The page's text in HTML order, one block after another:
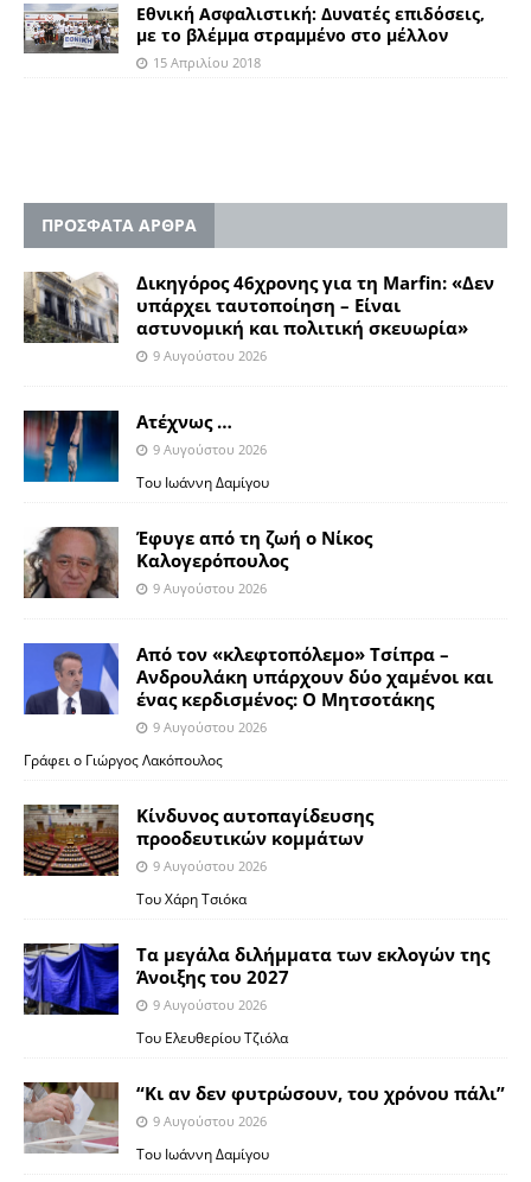
Εθνική Ασφαλιστική: Δυνατές επιδόσεις,
με το βλέμμα στραμμένο στο μέλλον
15 Απριλίου 2018
ΠΡΟΣΦΑΤΑ ΑΡΘΡΑ
Δικηγόρος 46χρονης για τη Marfin: «Δεν
υπάρχει ταυτοποίηση – Είναι
αστυνομική και πολιτική σκευωρία»
9 Αυγούστου 2026
Ατέχνως …
9 Αυγούστου 2026
Του Ιωάννη Δαμίγου
Έφυγε από τη ζωή ο Νίκος
Καλογερόπουλος
9 Αυγούστου 2026
Από τον «κλεφτοπόλεμο» Τσίπρα –
Ανδρουλάκη υπάρχουν δύο χαμένοι και
ένας κερδισμένος: Ο Μητσοτάκης
9 Αυγούστου 2026
Γράφει ο Γιώργος Λακόπουλος
Κίνδυνος αυτοπαγίδευσης
προοδευτικών κομμάτων
9 Αυγούστου 2026
Του Χάρη Τσιόκα
Τα μεγάλα διλήμματα των εκλογών της
Άνοιξης του 2027
9 Αυγούστου 2026
Του Ελευθερίου Τζιόλα
“Κι αν δεν φυτρώσουν, του χρόνου πάλι”
9 Αυγούστου 2026
Toυ Ιωάννη Δαμίγου